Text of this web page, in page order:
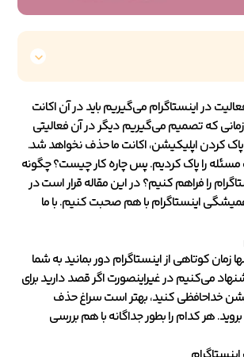
در اینستاگرام می‌گیریم باید در آن اکانت
زمانی که تصمیم می‌گیریم دیگر در آن فعالیتی
پاک کردن اپلیکیشن، اکانت ما حذف نخواهد شد.
مسئله را پاک کردیم. پس چاره کار چیست؟ چگونه
را فراهم کنیم؟ در این مقاله قرار است در
اینستاگرام با هم صحبت کنیم. با ما
زمان کوتاهی از اینستاگرام دور بمانید به شما
می‌کنیم در غیراینصورت اگر قصد دارید برای
خداحافظی کنید، بهتر است سراغ حذف
هر کدام را بطور جداگانه با هم بررسی